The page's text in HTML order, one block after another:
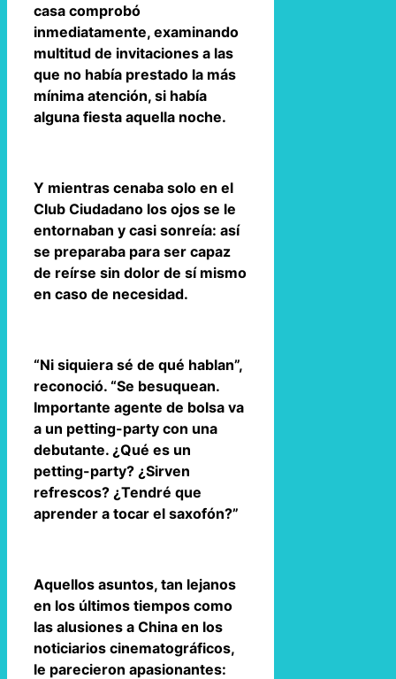
casa comprobó
inmediatamente, examinando
multitud de invitaciones a las
que no había prestado la más
mínima atención, si había
alguna fiesta aquella noche.
Y mientras cenaba solo en el
Club Ciudadano los ojos se le
entornaban y casi sonreía: así
se preparaba para ser capaz
de reírse sin dolor de sí mismo
en caso de necesidad.
“Ni siquiera sé de qué hablan”,
reconoció. “Se besuquean.
Importante agente de bolsa va
a un petting-party con una
debutante. ¿Qué es un
petting-party? ¿Sirven
refrescos? ¿Tendré que
aprender a tocar el saxofón?”
Aquellos asuntos, tan lejanos
en los últimos tiempos como
las alusiones a China en los
noticiarios cinematográficos,
le parecieron apasionantes: